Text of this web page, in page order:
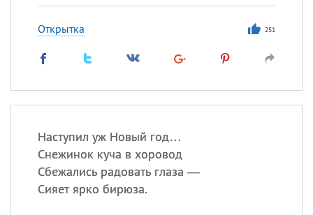
Открытка 251
Наступил уж Новый год…
Снежинок куча в хоровод
Сбежались радовать глаза —
Сияет ярко бирюза.